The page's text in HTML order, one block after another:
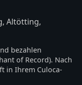
Altötting,
bezahlen
of Record). Nach
in Ihrem Culoca-